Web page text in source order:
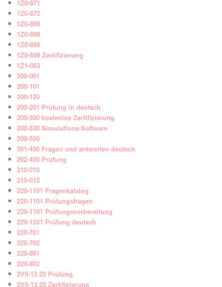
1Z0-871
1Z0-872
1Z0-895
1Z0-898
1Z0-899
1Z0-899 Zertifizierung
1Z1-053
200-001
200-101
200-120
200-201 Prüfung in deutsch
200-500 kostenlos Zertifizierung
200-530 Simulations-Software
200-550
201-450 Fragen und antworten deutsch
202-450 Prüfung
210-010
210-015
220-1101 Fragenkatalog
220-1101 Prüfungsfragen
220-1101 Prüfungsvorbereitung
220-1201 Prüfung deutsch
220-701
220-702
220-801
220-802
2V0-13.25 Prüfung
2V0-13.25 Zertifizierung